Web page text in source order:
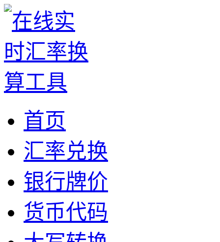
首页
汇率兑换
银行牌价
货币代码